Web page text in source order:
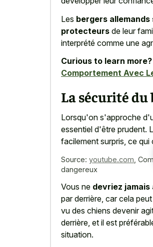
Les bergers
protecteurs de leur
interprété comme une
Curious to learn
Comportement Avec
La sécurité
Lorsqu'on s'approche
essentiel d'être prudent.
facilement surpris , ce
Source: youtube.com
dangereux
Vous ne devriez
par derrière, car cela
vu des chiens devenir
derrière, et il est
situation.